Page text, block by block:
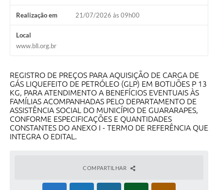
Realização em 21/07/2026 às 09h00
Local
www.bll.org.br
REGISTRO DE PREÇOS PARA AQUISIÇÃO DE CARGA DE
GÁS LIQUEFEITO DE PETRÓLEO (GLP) EM BOTIJÕES P 13
KG, PARA ATENDIMENTO A BENEFÍCIOS EVENTUAIS ÀS
FAMÍLIAS ACOMPANHADAS PELO DEPARTAMENTO DE
ASSISTÊNCIA SOCIAL DO MUNICÍPIO DE GUARARAPES,
CONFORME ESPECIFICAÇÕES E QUANTIDADES
CONSTANTES DO ANEXO I - TERMO DE REFERÊNCIA QUE
INTEGRA O EDITAL.
COMPARTILHAR